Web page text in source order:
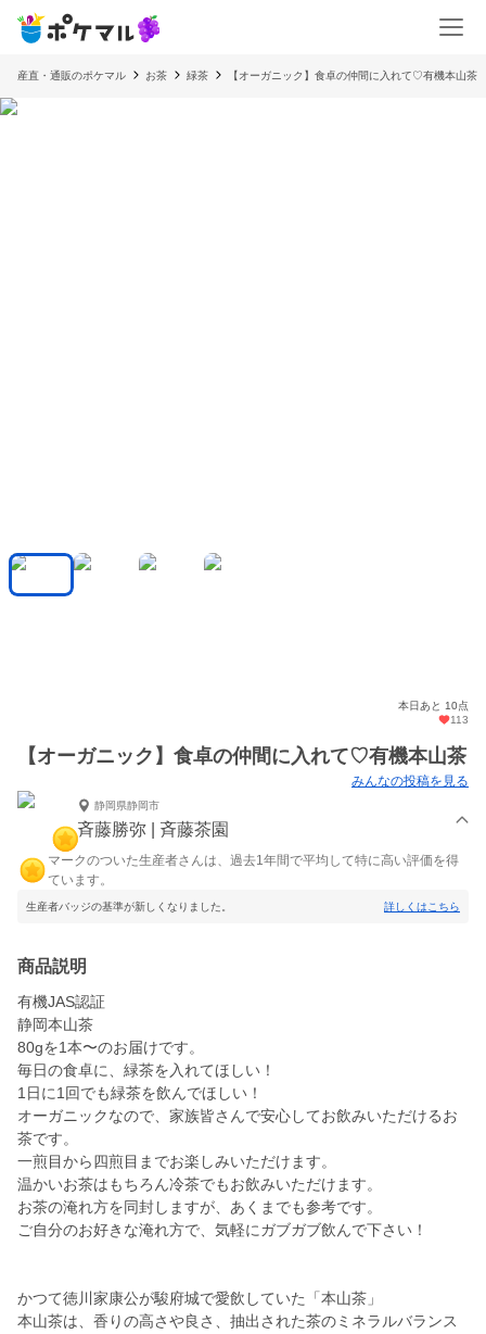
産直・通販のポケマル お茶 緑茶 【オーガニック】食卓の仲間に入れて♡有機本山茶
本日あと 10点
113
【オーガニック】食卓の仲間に入れて♡有機本山茶
みんなの投稿を見る
静岡県静岡市
斉藤勝弥 | 斉藤茶園
マークのついた生産者さんは、過去1年間で平均して特に高い評価を得
ています。
生産者バッジの基準が新しくなりました。 詳しくはこちら
商品説明
有機JAS認証
静岡本山茶
80gを1本〜のお届けです。
毎日の食卓に、緑茶を入れてほしい！
1日に1回でも緑茶を飲んでほしい！
オーガニックなので、家族皆さんで安心してお飲みいただけるお
茶です。
一煎目から四煎目までお楽しみいただけます。
温かいお茶はもちろん冷茶でもお飲みいただけます。
お茶の淹れ方を同封しますが、あくまでも参考です。
ご自分のお好きな淹れ方で、気軽にガブガブ飲んで下さい！
かつて徳川家康公が駿府城で愛飲していた「本山茶」
本山茶は、香りの高さや良さ、抽出された茶のミネラルバランス